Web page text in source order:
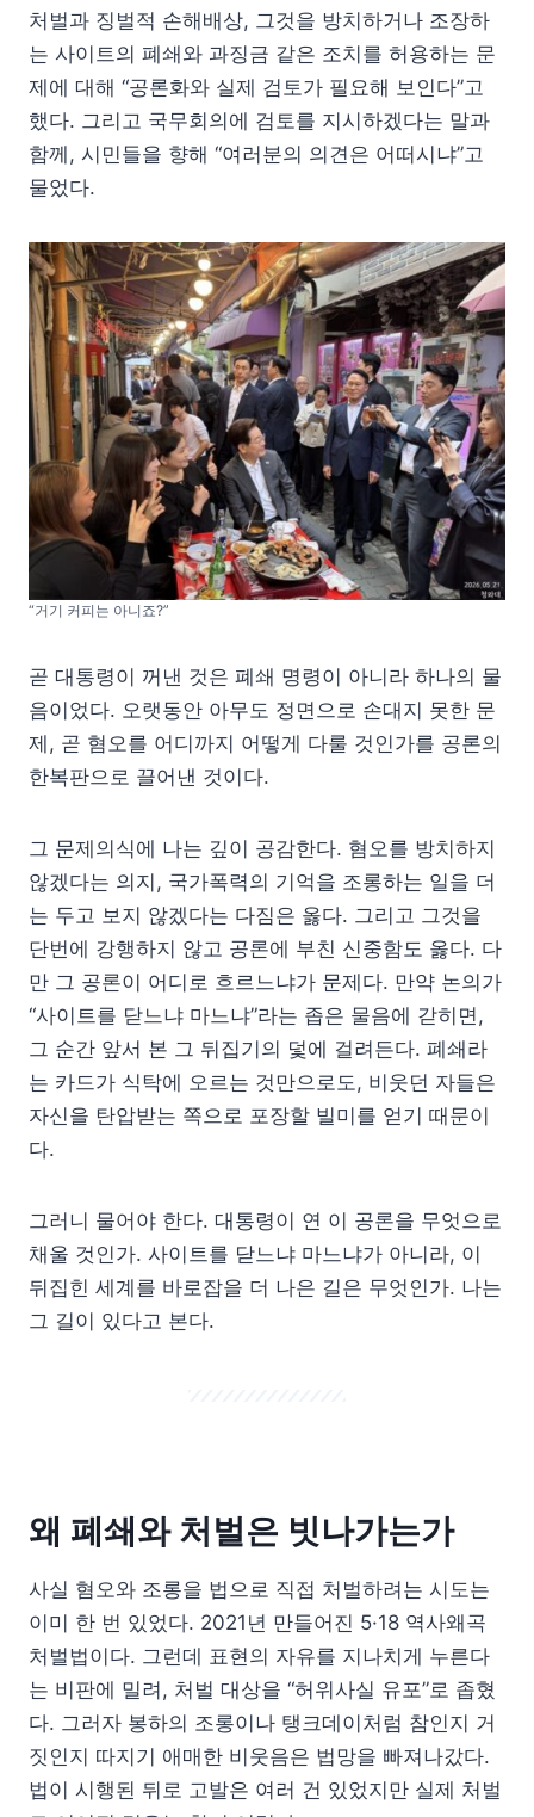
처벌과 징벌적 손해배상, 그것을 방치하거나 조장하
는 사이트의 폐쇄와 과징금 같은 조치를 허용하는 문
제에 대해 “공론화와 실제 검토가 필요해 보인다”고
했다. 그리고 국무회의에 검토를 지시하겠다는 말과
함께, 시민들을 향해 “여러분의 의견은 어떠시냐”고
물었다.
“거기 커피는 아니죠?”
곧 대통령이 꺼낸 것은 폐쇄 명령이 아니라 하나의 물
음이었다. 오랫동안 아무도 정면으로 손대지 못한 문
제, 곧 혐오를 어디까지 어떻게 다룰 것인가를 공론의
한복판으로 끌어낸 것이다.
그 문제의식에 나는 깊이 공감한다. 혐오를 방치하지
않겠다는 의지, 국가폭력의 기억을 조롱하는 일을 더
는 두고 보지 않겠다는 다짐은 옳다. 그리고 그것을
단번에 강행하지 않고 공론에 부친 신중함도 옳다. 다
만 그 공론이 어디로 흐르느냐가 문제다. 만약 논의가
“사이트를 닫느냐 마느냐”라는 좁은 물음에 갇히면,
그 순간 앞서 본 그 뒤집기의 덫에 걸려든다. 폐쇄라
는 카드가 식탁에 오르는 것만으로도, 비웃던 자들은
자신을 탄압받는 쪽으로 포장할 빌미를 얻기 때문이
다.
그러니 물어야 한다. 대통령이 연 이 공론을 무엇으로
채울 것인가. 사이트를 닫느냐 마느냐가 아니라, 이
뒤집힌 세계를 바로잡을 더 나은 길은 무엇인가. 나는
그 길이 있다고 본다.
왜 폐쇄와 처벌은 빗나가는가
사실 혐오와 조롱을 법으로 직접 처벌하려는 시도는
이미 한 번 있었다. 2021년 만들어진 5·18 역사왜곡
처벌법이다. 그런데 표현의 자유를 지나치게 누른다
는 비판에 밀려, 처벌 대상을 “허위사실 유포”로 좁혔
다. 그러자 봉하의 조롱이나 탱크데이처럼 참인지 거
짓인지 따지기 애매한 비웃음은 법망을 빠져나갔다.
법이 시행된 뒤로 고발은 여러 건 있었지만 실제 처벌